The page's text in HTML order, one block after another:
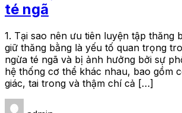
té ngã
1. Tại sao nên ưu tiên luyện tập thăng
giữ thăng bằng là yếu tố quan trọng
ngừa té ngã và bị ảnh hưởng bởi sự
hệ thống cơ thể khác nhau, bao gồm
giác, tai trong và thậm chí cả […]